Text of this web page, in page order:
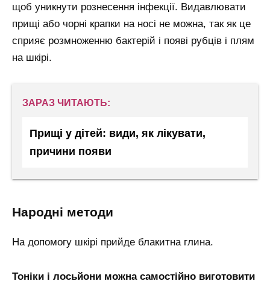
щоб уникнути рознесення інфекції. Видавлювати
прищі або чорні крапки на носі не можна, так як це
сприяє розмноженню бактерій і появі рубців і плям
на шкірі.
ЗАРАЗ ЧИТАЮТЬ:
Прищі у дітей: види, як лікувати,
причини появи
народні методи
На допомогу шкірі прийде блакитна глина.
Тоніки і лосьйони можна самостійно виготовити